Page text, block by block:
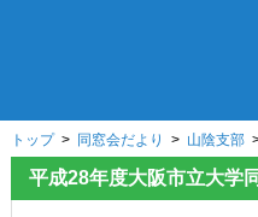
トップ> 同窓会だより > 山陰支部
平成28年度大阪市立大学